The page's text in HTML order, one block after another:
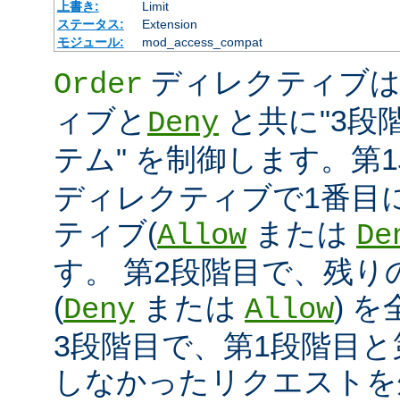
上書き:
Limit
ステータス:
Extension
モジュール:
mod_access_compat
Order ディレクティブ
ィブと Deny と共に"3段
テム" を制御します。第
ディレクティブで1番目
ティブ(Allow または
す。 第2段階目で、残り
(Deny または Allow) を
3段階目で、第1段階目
しなかったリクエスト